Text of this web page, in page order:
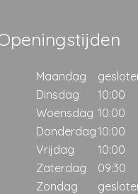
Maandag
Dinsdag
10:00
Woensdag 10:00
Donderdag10:00
Vrijdag
10:00
Zaterdag
09:30
Zondag